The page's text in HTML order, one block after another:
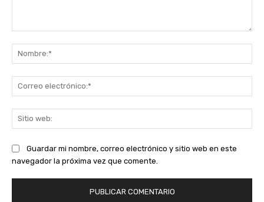
Guardar mi nombre, correo electrónico y sitio web en este
navegador la próxima vez que comente.